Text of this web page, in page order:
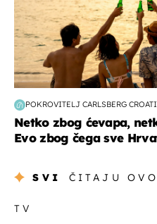
POKROVITELJ CARLSBERG
Netko zbog ćevapa,
Evo zbog čega sve
SVI ČITAJU OVO
TV